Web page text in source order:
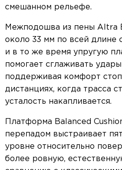
смешанном рельефе.
Межподошва из пены Altra
около 33 мм по всей длине
и в то же время упругую
помогает сглаживать
поддерживая комфорт
дистанциях, когда трасса
усталость накапливается.
Платформа Balanced
перепадом выстраивает
уровне относительно
более ровную,